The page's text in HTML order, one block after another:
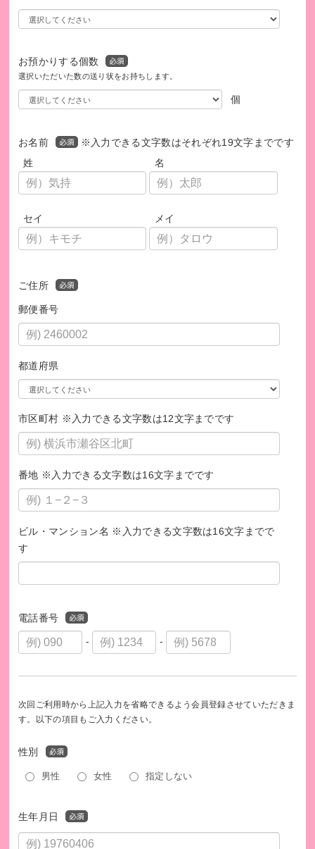
フードバンク狛江 公式HP
【発行書類について】
1,000円以上のご寄付については、領収書および直近の紙媒体
のニュースレターを郵送いたします。ご希望の場合は、「氏
nfo@fb-komae.orgまでお知らせください。領収書の日付
は、当団体へ入金された日となります。
このプログラムは、SDGsの取り組みを促進します。
お預かりする個数
選択いただいた数の送り状をお持ちします。
個
お名前
※入力できる文字数はそれぞれ19文字までです
姓
名
セイ メイ
ご住所
郵便番号
都道府県
市区町村 ※入力できる文字数は12文字までです
番地 ※入力できる文字数は16文字までです
ビル・マンション名 ※入力できる文字数は16文字までで
す
電話番号
- -
次回ご利用時から上記入力を省略できるよう会員登録させていただきま
す。以下の項目もご入力ください。
性別
男性 女性 指定しない
生年月日